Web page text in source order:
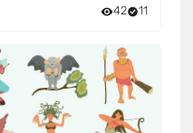
42 11